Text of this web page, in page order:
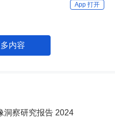
App 打开
内容
洞察研究报告 2024